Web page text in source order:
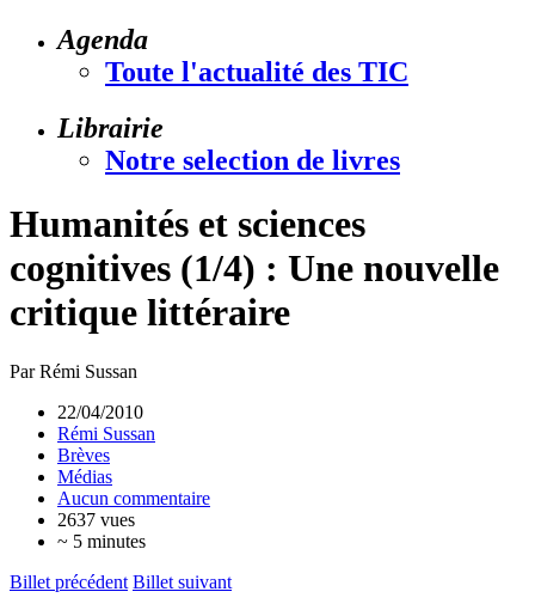
Agenda
Toute l'actualité des TIC
Librairie
Notre selection de livres
Humanités et sciences
cognitives (1/4) : Une nouvelle
critique littéraire
Par Rémi Sussan
22/04/2010
Rémi Sussan
Brèves
Médias
Aucun commentaire
2637 vues
~ 5 minutes
Billet précédent Billet suivant